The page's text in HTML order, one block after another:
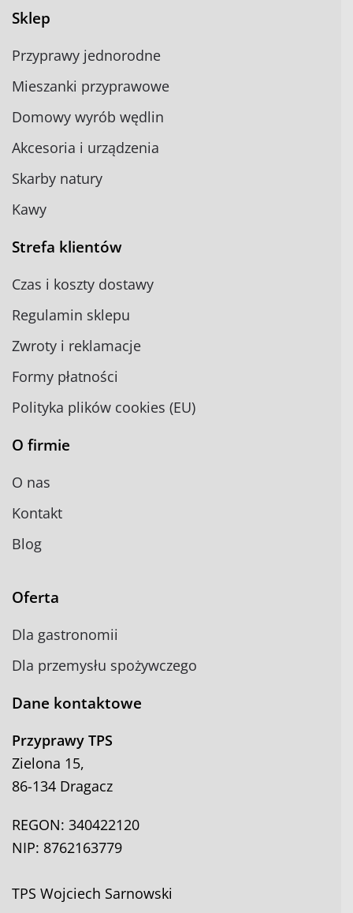
Sklep
Przyprawy jednorodne
Mieszanki przyprawowe
Domowy wyrób wędlin
Akcesoria i urządzenia
Skarby natury
Kawy
Strefa klientów
Czas i koszty dostawy
Regulamin sklepu
Zwroty i reklamacje
Formy płatności
Polityka plików cookies (EU)
O firmie
O nas
Kontakt
Blog
Oferta
Dla gastronomii
Dla przemysłu spożywczego
Dane kontaktowe
Przyprawy TPS
Zielona 15,
86-134 Dragacz
REGON: 340422120
NIP: 8762163779
TPS Wojciech Sarnowski